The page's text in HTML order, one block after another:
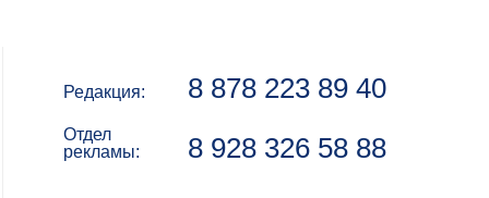
Редакция: 8 878 223 89 40
Отдел
рекламы:
8 928 326 58 88